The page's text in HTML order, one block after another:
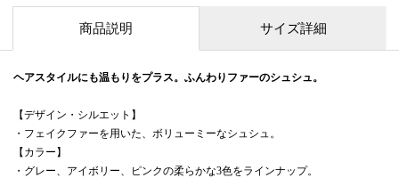
商品説明 サイズ詳細
ヘアスタイルにも温もりをプラス。ふんわりファーのシュシュ。
【デザイン・シルエット】
・フェイクファーを用いた、ボリューミーなシュシュ。
【カラー】
・グレー、アイボリー、ピンクの柔らかな3色をラインナップ。